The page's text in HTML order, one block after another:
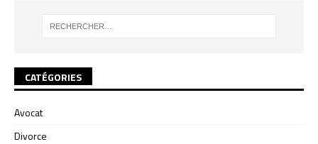
CATÉGORIES
Avocat
Divorce